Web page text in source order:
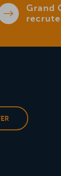
Grand
recrute